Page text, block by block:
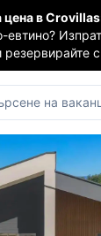
цена в